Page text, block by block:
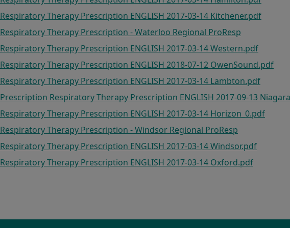
Respiratory Therapy Prescription ENGLISH 2017-03-14 Kitchener.pdf
Respiratory Therapy Prescription - Waterloo Regional ProResp
Respiratory Therapy Prescription ENGLISH 2017-03-14 Western.pdf
Respiratory Therapy Prescription ENGLISH 2018-07-12 OwenSound.pdf
Respiratory Therapy Prescription ENGLISH 2017-03-14 Lambton.pdf
Prescription Respiratory Therapy Prescription ENGLISH 2017-09-13
Respiratory Therapy Prescription ENGLISH 2017-03-14 Horizon_0.pdf
Respiratory Therapy Prescription - Windsor Regional ProResp
Respiratory Therapy Prescription ENGLISH 2017-03-14 Windsor.pdf
Respiratory Therapy Prescription ENGLISH 2017-03-14 Oxford.pdf